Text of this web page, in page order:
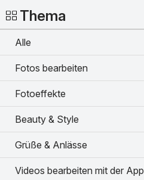
Thema
Alle
Fotos bearbeiten
Fotoeffekte
Beauty & Style
Grüße & Anlässe
Videos bearbeiten mit der App